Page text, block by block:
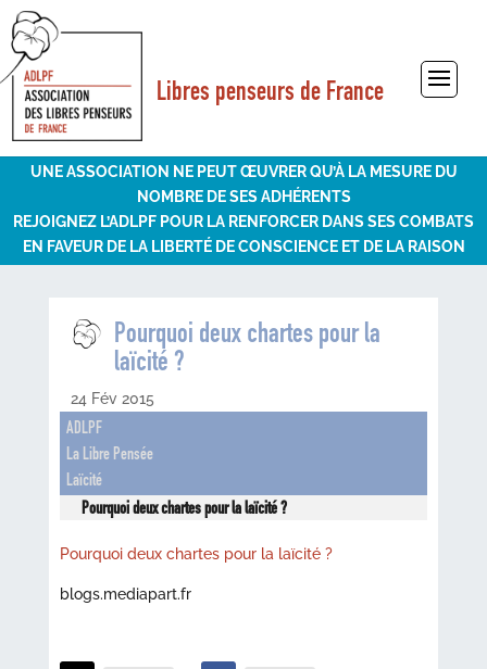
Libres penseurs de France
Sélectionner une page
UNE ASSOCIATION NE PEUT ŒUVRER QU’À LA MESURE DU
NOMBRE DE SES ADHÉRENTS
REJOIGNEZ L’ADLPF POUR LA RENFORCER DANS SES COMBATS
EN FAVEUR DE LA LIBERTÉ DE CONSCIENCE ET DE LA RAISON
Pourquoi deux chartes pour la
laïcité ?
24 Fév 2015
ADLPF
La Libre Pensée
Laïcité
Pourquoi deux chartes pour la laïcité ?
Pourquoi deux chartes pour la laïcité ?
blogs.mediapart.fr